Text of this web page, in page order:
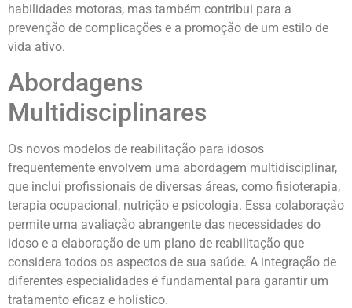
habilidades motoras, mas também contribui para a
prevenção de complicações e a promoção de um estilo de
vida ativo.
Abordagens
Multidisciplinares
Os novos modelos de reabilitação para idosos
frequentemente envolvem uma abordagem multidisciplinar,
que inclui profissionais de diversas áreas, como fisioterapia,
terapia ocupacional, nutrição e psicologia. Essa colaboração
permite uma avaliação abrangente das necessidades do
idoso e a elaboração de um plano de reabilitação que
considera todos os aspectos de sua saúde. A integração de
diferentes especialidades é fundamental para garantir um
tratamento eficaz e holístico.